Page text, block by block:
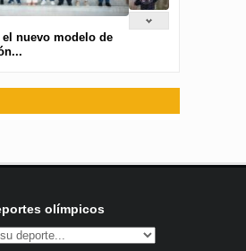
el nuevo modelo de
olímpicos